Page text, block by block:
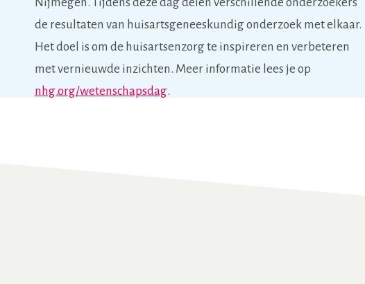
de resultaten van huisartsgeneeskundig onderzoek met elkaar.
Het doel is om de huisartsenzorg te inspireren en verbeteren
met vernieuwde inzichten. Meer informatie lees je op
nhg.org/wetenschapsdag.